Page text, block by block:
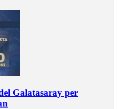
Galatasaray per